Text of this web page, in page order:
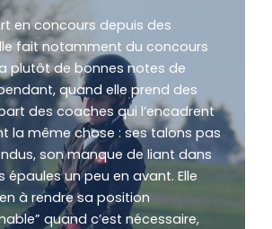
en concours depuis des
fait notamment du concours
plutôt de bonnes notes de
quand elle prend des
des coaches qui l’encadrent
la même chose : ses talons pas
son manque de liant dans
épaules un peu en avant. Elle
à rendre sa position
quand c’est nécessaire,